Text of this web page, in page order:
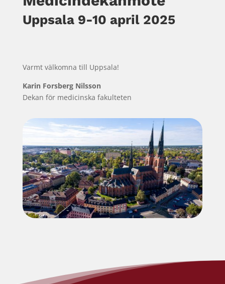
Uppsala 9-10 april 2025
Varmt välkomna till Uppsala!
Karin Forsberg Nilsson
Dekan för medicinska fakulteten